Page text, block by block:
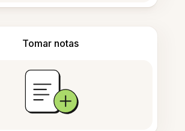
Tomar notas